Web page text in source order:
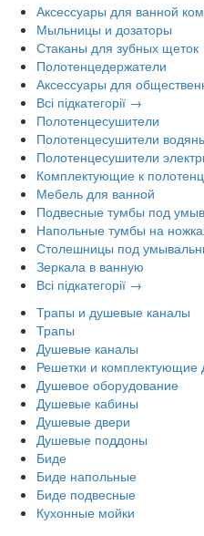
Аксессуары для ванной
Мыльницы и дозаторы
Стаканы для зубных щеток
Полотенцедержатели
Аксессуары для
Всі підкатегорії →
Полотенцесушители
Полотенцесушители
Полотенцесушители
Комплектующие к
Мебель для ванной
Подвесные тумбы под
Напольные тумбы на
Столешницы под
Зеркала в ванную
Всі підкатегорії →
Трапы и душевые каналы
Трапы
Душевые каналы
Решетки и комплектующие
Душевое оборудование
Душевые кабины
Душевые двери
Душевые поддоны
Биде
Биде напольные
Биде подвесные
Кухонные мойки